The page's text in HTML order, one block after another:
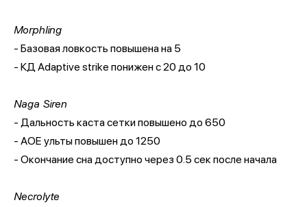
Morphling
- Базовая ловкость повышена на 5
- КД Adaptive strike понижен с 20 до 10
Naga Siren
- Дальность каста сетки повышено до 650
- АОЕ ульты повышен до 1250
- Окончание сна доступно через 0.5 сек после начала
Necrolyte